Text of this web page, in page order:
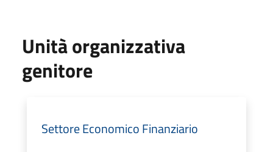
Unità organizzativa
genitore
Settore Economico Finanziario